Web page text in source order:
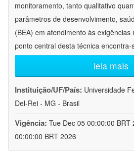
monitoramento, tanto qualitativo
parâmetros de desenvolvimento,
(BEA) em atendimento às exigências
ponto central desta técnica
leia mais
Instituição/UF/País: Universidade
Del-Rei - MG - Brasil
Vigência: Tue Dec 05 00:00:00 BRT
00:00:00 BRT 2026